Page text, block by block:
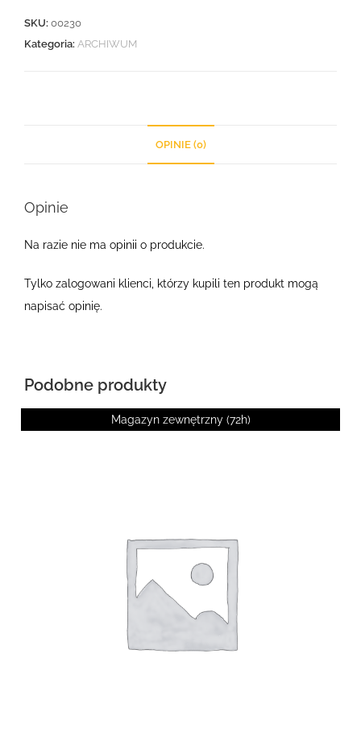
SKU: 00230
Kategoria: ARCHIWUM
OPINIE (0)
Opinie
Na razie nie ma opinii o produkcie.
Tylko zalogowani klienci, którzy kupili ten produkt mogą
napisać opinię.
Podobne produkty
Magazyn zewnętrzny (72h)